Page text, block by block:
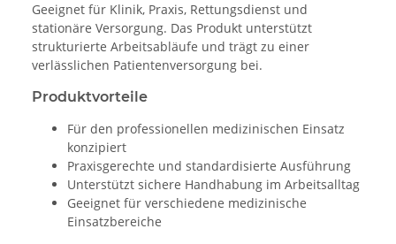
Geeignet für Klinik, Praxis, Rettungsdienst und
stationäre Versorgung. Das Produkt unterstützt
strukturierte Arbeitsabläufe und trägt zu einer
verlässlichen Patientenversorgung bei.
Produktvorteile
Für den professionellen medizinischen Einsatz
konzipiert
Praxisgerechte und standardisierte Ausführung
Unterstützt sichere Handhabung im Arbeitsalltag
Geeignet für verschiedene medizinische
Einsatzbereiche